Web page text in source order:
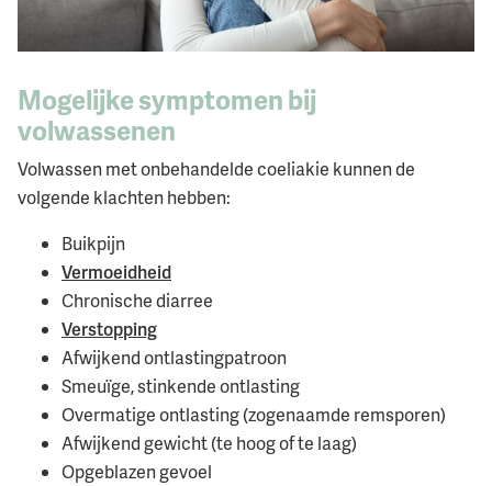
Mogelijke symptomen bij
volwassenen
Volwassen met onbehandelde coeliakie kunnen de
volgende klachten hebben:
Buikpijn
Vermoeidheid
Chronische diarree
Verstopping
Afwijkend ontlastingpatroon
Smeuïge, stinkende ontlasting
Overmatige ontlasting (zogenaamde remsporen)
Afwijkend gewicht (te hoog of te laag)
Opgeblazen gevoel